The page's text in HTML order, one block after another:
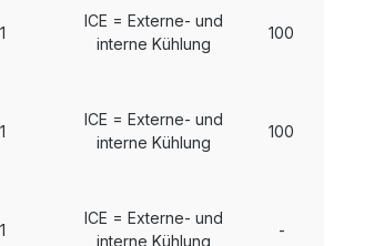
ICE = Externe- und
interne Kühlung
100
ICE = Externe- und
interne Kühlung
100
ICE = Externe- und
interne Kühlung
-